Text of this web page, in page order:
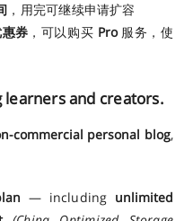
，用完可继续申请扩容
券 ，可以购买 Pro服务，使
and creators.
commercial personal blog,
— including unlimited